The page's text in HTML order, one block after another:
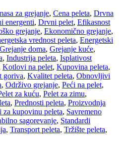
za grejanje, Cena peleta, Drvna
energenti, Drvni pelet, Efikasnost
grejanje, Ekonomično grejanje,
vrednost peleta, Energetski
Grejanje doma, Grejanje kuće,
, Industrija peleta, Isplativost
Kotlovi na pelet, Kupovina peleta,
goriva, Kvalitet peleta, Obnovljivi
, Održivo grejanje, Peći na pelet,
za kuću, Pelet za zimu,
, Prednosti peleta, Proizvodnja
za kupovinu peleta, Savremeno
sagorevanje, Standardi
, Transport peleta, Tržište peleta,